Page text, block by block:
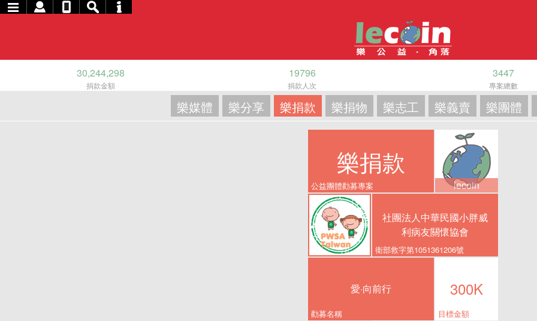
30,244,298
捐款金額
19796
捐款人次
3447
專案總數
樂媒體 樂分享 樂捐款 樂捐物 樂志工 樂義賣 樂團體
樂捐款
公益團體勸募專案 lecoin
社團法人中華民國小胖威
利病友關懷協會
衛部救字第1051361206號
愛·向前行
勸募名稱
300K
目標金額